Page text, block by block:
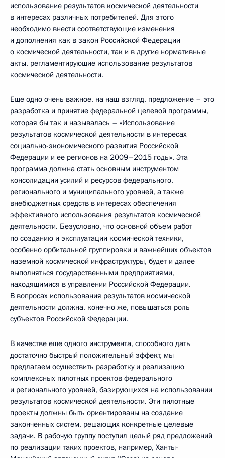
использование результатов космической деятельности
в интересах различных потребителей. Для этого
необходимо внести соответствующие изменения
и дополнения как в закон Российской Федерации
о космической деятельности, так и в другие нормативные
акты, регламентирующие использование результатов
космической деятельности.
Еще одно очень важное, на наш взгляд, предложение – это
разработка и принятие федеральной целевой программы,
которая бы так и называлась – «Использование
результатов космической деятельности в интересах
социально-экономического развития Российской
Федерации и ее регионов на 2009–2015 годы». Эта
программа должна стать основным инструментом
консолидации усилий и ресурсов федерального,
регионального и муниципального уровней, а также
внебюджетных средств в интересах обеспечения
эффективного использования результатов космической
деятельности. Безусловно, что основной объем работ
по созданию и эксплуатации космической техники,
особенно орбитальной группировки и важнейших объектов
наземной космической инфраструктуры, будет и далее
выполняться государственными предприятиями,
находящимися в управлении Российской Федерации.
В вопросах использования результатов космической
деятельности должна, конечно же, повышаться роль
субъектов Российской Федерации.
В качестве еще одного инструмента, способного дать
достаточно быстрый положительный эффект, мы
предлагаем осуществить разработку и реализацию
комплексных пилотных проектов федерального
и регионального уровней, базирующихся на использовании
результатов космической деятельности. Эти пилотные
проекты должны быть ориентированы на создание
законченных систем, решающих конкретные целевые
задачи. В рабочую группу поступил целый ряд предложений
по реализации таких проектов, например, Ханты-